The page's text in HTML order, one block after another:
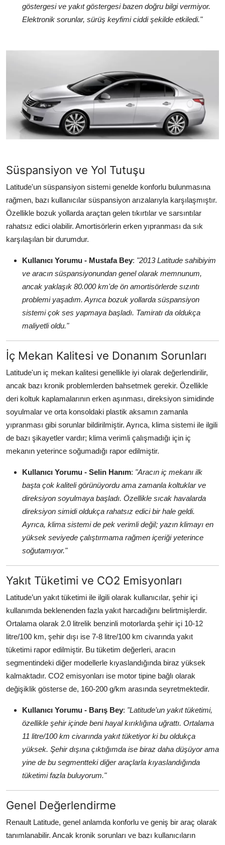
göstergesi ve yakıt göstergesi bazen doğru bilgi vermiyor.
Elektronik sorunlar, sürüş keyfimi ciddi şekilde etkiledi."
Süspansiyon ve Yol Tutuşu
Latitude'un süspansiyon sistemi genelde konforlu bulunmasına
rağmen, bazı kullanıcılar süspansiyon arızalarıyla karşılaşmıştır.
Özellikle bozuk yollarda araçtan gelen tıkırtılar ve sarsıntılar
rahatsız edici olabilir. Amortisörlerin erken yıpranması da sık
karşılaşılan bir durumdur.
Kullanıcı Yorumu - Mustafa Bey: "2013 Latitude sahibiyim
ve aracın süspansiyonundan genel olarak memnunum,
ancak yaklaşık 80.000 km'de ön amortisörlerde sızıntı
problemi yaşadım. Ayrıca bozuk yollarda süspansiyon
sistemi çok ses yapmaya başladı. Tamiratı da oldukça
maliyetli oldu."
İç Mekan Kalitesi ve Donanım Sorunları
Latitude'un iç mekan kalitesi genellikle iyi olarak değerlendirilir,
ancak bazı kronik problemlerden bahsetmek gerekir. Özellikle
deri koltuk kaplamalarının erken aşınması, direksiyon simidinde
soyulmalar ve orta konsoldaki plastik aksamın zamanla
yıpranması gibi sorunlar bildirilmiştir. Ayrıca, klima sistemi ile ilgili
de bazı şikayetler vardır; klima verimli çalışmadığı için iç
mekanın yeterince soğumadığı rapor edilmiştir.
Kullanıcı Yorumu - Selin Hanım: "Aracın iç mekanı ilk
başta çok kaliteli görünüyordu ama zamanla koltuklar ve
direksiyon soyulmaya başladı. Özellikle sıcak havalarda
direksiyon simidi oldukça rahatsız edici bir hale geldi.
Ayrıca, klima sistemi de pek verimli değil; yazın klimayı en
yüksek seviyede çalıştırmama rağmen içeriği yeterince
soğutamıyor."
Yakıt Tüketimi ve CO2 Emisyonları
Latitude’un yakıt tüketimi ile ilgili olarak kullanıcılar, şehir içi
kullanımda beklenenden fazla yakıt harcadığını belirtmişlerdir.
Ortalama olarak 2.0 litrelik benzinli motorlarda şehir içi 10-12
litre/100 km, şehir dışı ise 7-8 litre/100 km civarında yakıt
tüketimi rapor edilmiştir. Bu tüketim değerleri, aracın
segmentindeki diğer modellerle kıyaslandığında biraz yüksek
kalmaktadır. CO2 emisyonları ise motor tipine bağlı olarak
değişiklik gösterse de, 160-200 g/km arasında seyretmektedir.
Kullanıcı Yorumu - Barış Bey: "Latitude'un yakıt tüketimi,
özellikle şehir içinde beni hayal kırıklığına uğrattı. Ortalama
11 litre/100 km civarında yakıt tüketiyor ki bu oldukça
yüksek. Şehir dışına çıktığımda ise biraz daha düşüyor ama
yine de bu segmentteki diğer araçlarla kıyaslandığında
tüketimi fazla buluyorum."
Genel Değerlendirme
Renault Latitude, genel anlamda konforlu ve geniş bir araç olarak
tanımlanabilir. Ancak kronik sorunları ve bazı kullanıcıların